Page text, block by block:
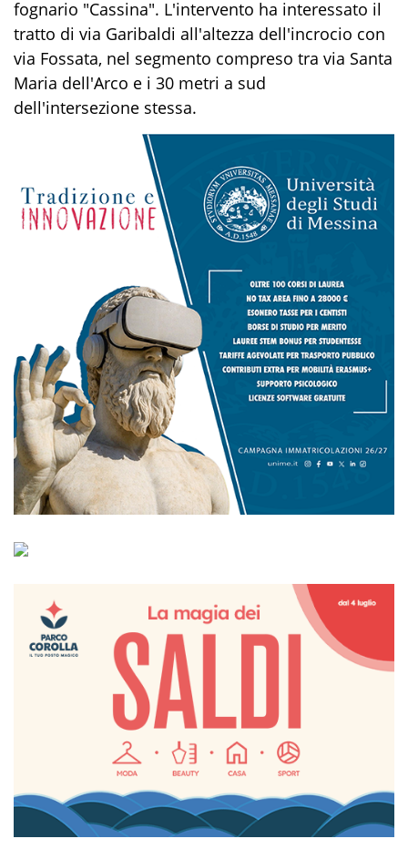
fognario "Cassina". L'intervento ha interessato il
tratto di via Garibaldi all'altezza dell'incrocio con
via Fossata, nel segmento compreso tra via Santa
Maria dell'Arco e i 30 metri a sud
dell'intersezione stessa.